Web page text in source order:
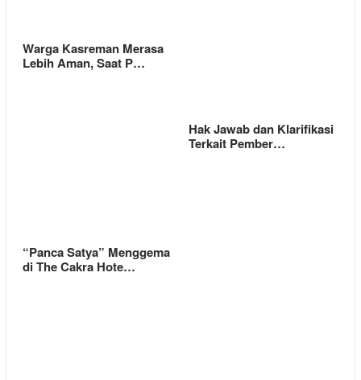
Warga Kasreman Merasa
Lebih Aman, Saat P…
Hak Jawab dan Klarifikasi
Terkait Pember…
“Panca Satya” Menggema
di The Cakra Hote…